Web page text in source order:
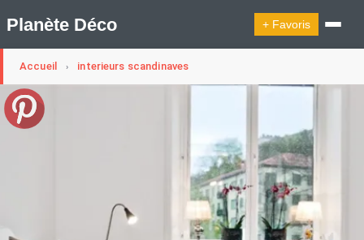
Planète Déco + Favoris
🛍︎ Shop Planète Déco
Cabanes
Decoration Noël
Design Suédois En Quelques Photos
Idées Déco En 10 Photos
La Semaine Décoration Et Design
Méli-Mélo Suédois
Publi Reportage
Accueil › interieurs scandinaves